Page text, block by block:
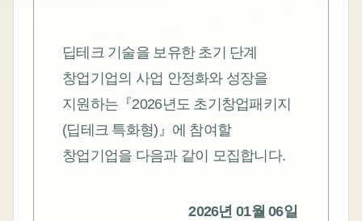
딥테크 기술을 보유한 초기 단계
창업기업의 사업 안정화와 성장을
지원하는『2026년도 초기창업패키지
(딥테크 특화형)』에 참여할
창업기업을 다음과 같이 모집합니다.
2026년 01월 06일